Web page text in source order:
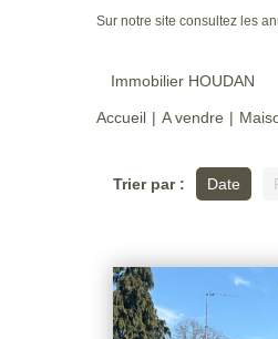
Sur notre site consultez les
Immobilier HOUDAN
Accueil A vendre
Trier par : Date